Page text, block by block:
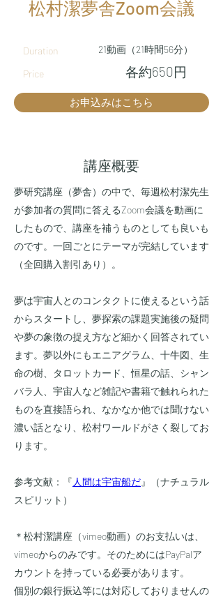
松村潔夢舎Zoom会議
Duration 21動画（21時間56分）
Price 各約650円
お申込みはこちら
​講座概要
夢研究講座（夢舎）の中で、毎週松村潔先生
が参加者の質問に答えるZoom会議を動画に
したもので、講座を補うものとしても良いも
のです。一回ごとにテーマが完結しています
（全回購入割引あり）。
夢は宇宙人とのコンタクトに使えるという話
からスタートし、夢探索の課題実施後の疑問
や夢の象徴の捉え方など細かく回答されてい
ます。夢以外にもエニアグラム、十牛図、生
命の樹、タロットカード、恒星の話、シャン
バラ人、宇宙人など雑記や書籍で触れられた
ものを直接語られ、なかなか他では聞けない
濃い話となり、松村ワールドがさく裂してお
ります。
参考文献：『 人間は宇宙船だ』（ナチュラル
スピリット）
＊松村潔講座（vimeo動画）のお支払いは、
vimeoからのみです。そのためにはPayPalア
カウントを持っている必要があります。
個別の銀行振込等には対応しておりませんの